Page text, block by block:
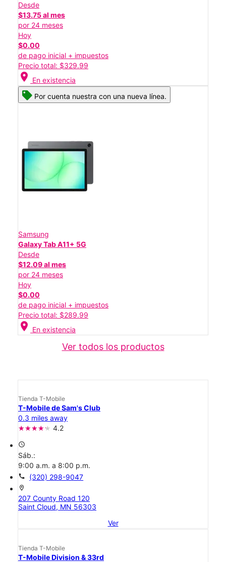
Desde
$13.75 al mes
por 24 meses
Hoy
$0.00
de pago inicial + impuestos
Precio total: $329.99
location_on En existencia
Por cuenta nuestra con una nueva línea.
Samsung
Galaxy Tab A11+ 5G
Desde
$12.09 al mes
por 24 meses
Hoy
$0.00
de pago inicial + impuestos
Precio total: $289.99
location_on En existencia
Ver todos los productos
Tienda T-Mobile
T-Mobile de Sam's Club
0.3 miles away
4.2
access_time
Sáb.:
9:00 a.m. a 8:00 p.m.
call (320) 298-9047
location_on
207 County Road 120
Saint Cloud, MN 56303
Ver
Tienda T-Mobile
T-Mobile Division & 33rd